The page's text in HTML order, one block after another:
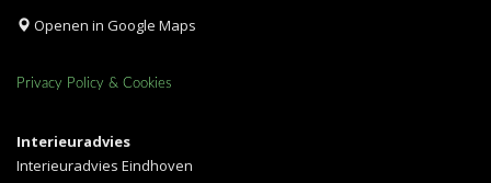
Openen in Google Maps
Privacy Policy & Cookies
Interieuradvies
Interieuradvies Eindhoven